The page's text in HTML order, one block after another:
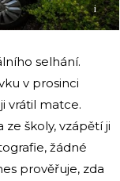
i
selhání.
v prosinci
vrátil matce.
školy, vzápětí ji
žádné
prověřuje, zda